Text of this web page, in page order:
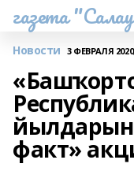
газета
Новости 3 ФЕВРАЛЯ
факт»